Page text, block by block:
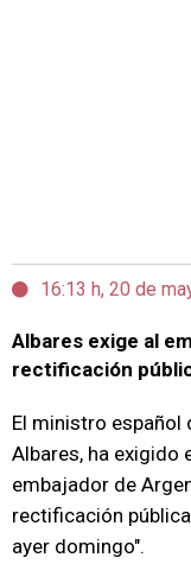
16:13 h, 20 de
Albares exige al
rectificación
El ministro español
Albares, ha exigido
embajador de
rectificación
ayer domingo".